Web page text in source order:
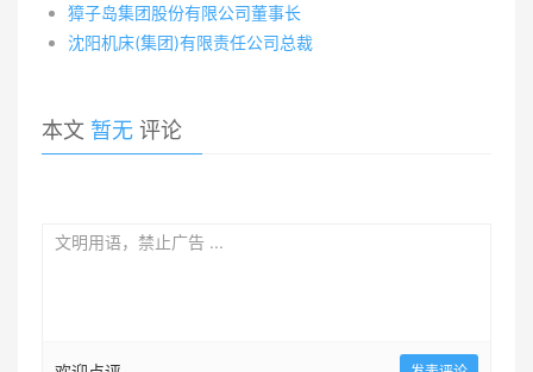
獐子岛集团股份有限公司董事长
沈阳机床(集团)有限责任公司总裁
本文 暂无 评论